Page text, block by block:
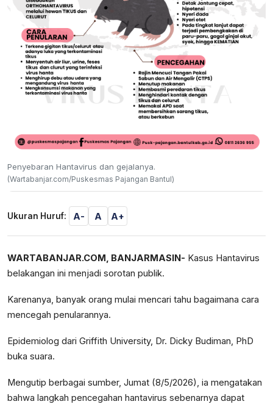
Penyebaran Hantavirus dan gejalanya.
(Wartabanjar.com/Puskesmas Pajangan Bantul)
Ukuran Huruf: A- A A+
WARTABANJAR.COM, BANJARMASIN- Kasus Hantavirus
belakangan ini menjadi sorotan publik.
Karenanya, banyak orang mulai mencari tahu bagaimana cara
mencegah penularannya.
Epidemiolog dari Griffith University, Dr. Dicky Budiman, PhD
buka suara.
Mengutip berbagai sumber, Jumat (8/5/2026), ia mengatakan
bahwa langkah pencegahan hantavirus sebenarnya dapat